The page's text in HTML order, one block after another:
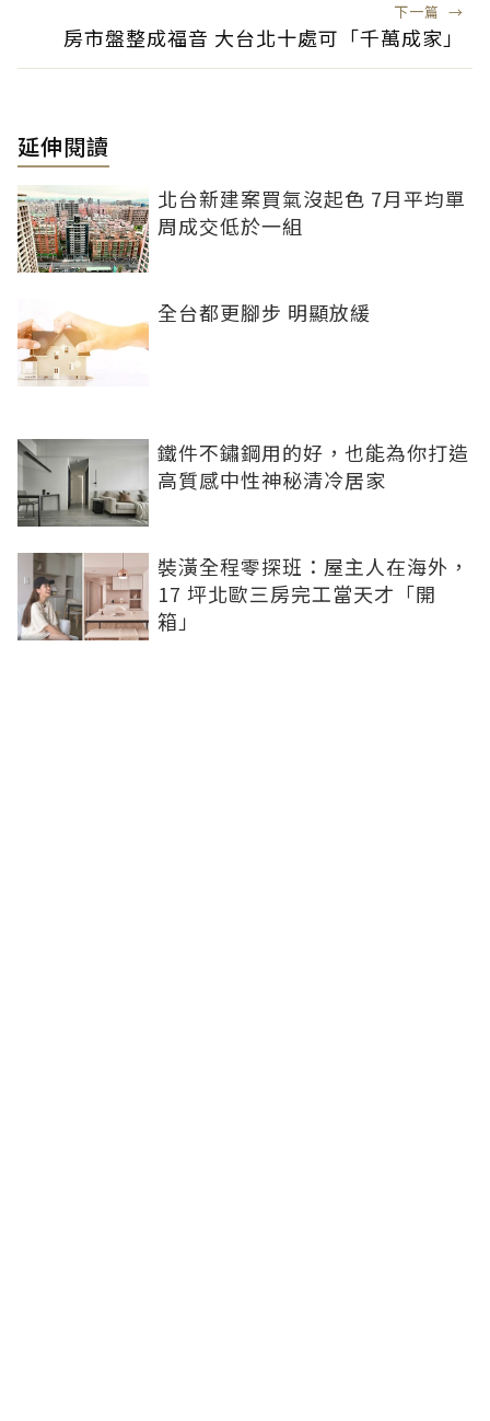
下一篇 →
房市盤整成福音 大台北十處可「千萬成家」
延伸閱讀
北台新建案買氣沒起色 7月平均單
周成交低於一組
全台都更腳步 明顯放緩
鐵件不鏽鋼用的好，也能為你打造
高質感中性神秘清冷居家
裝潢全程零探班：屋主人在海外，
17 坪北歐三房完工當天才「開
箱」